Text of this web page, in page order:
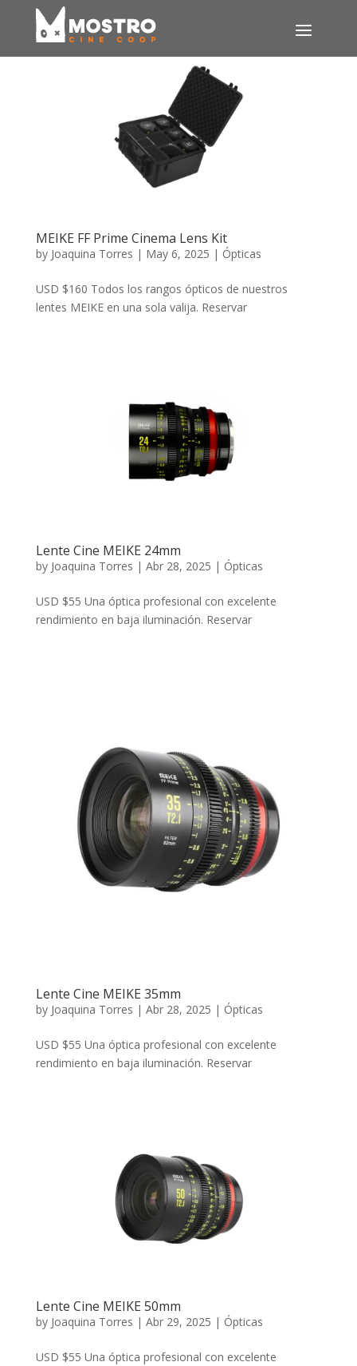
MEIKE FF Prime Cinema Lens Kit
by Joaquina Torres | May 6, 2025 | Ópticas
USD $160 Todos los rangos ópticos de nuestros
lentes MEIKE en una sola valija. Reservar
Lente Cine MEIKE 24mm
by Joaquina Torres | Abr 28, 2025 | Ópticas
USD $55 Una óptica profesional con excelente
rendimiento en baja iluminación. Reservar
Lente Cine MEIKE 35mm
by Joaquina Torres | Abr 28, 2025 | Ópticas
USD $55 Una óptica profesional con excelente
rendimiento en baja iluminación. Reservar
Lente Cine MEIKE 50mm
by Joaquina Torres | Abr 29, 2025 | Ópticas
USD $55 Una óptica profesional con excelente